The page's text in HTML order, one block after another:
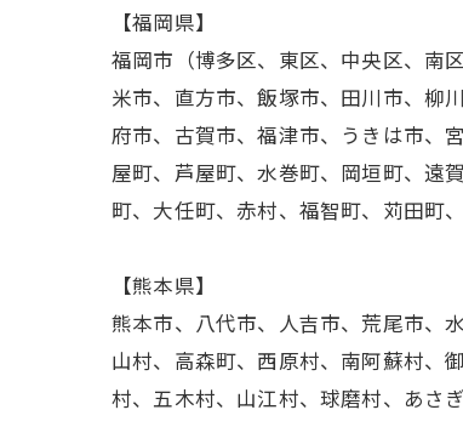
【福岡県】
福岡市（博多区、東区、中央区、南
米市、直方市、飯塚市、田川市、柳
府市、古賀市、福津市、うきは市、
屋町、芦屋町、水巻町、岡垣町、遠
町、大任町、赤村、福智町、苅田町
【熊本県】
熊本市、八代市、人吉市、荒尾市、
山村、高森町、西原村、南阿蘇村、
村、五木村、山江村、球磨村、あさ